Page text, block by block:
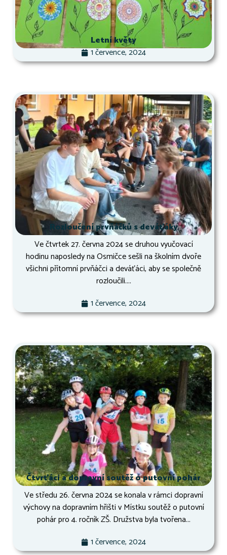
Letní květy
1 července, 2024
Rozloučení prvňáčků s deváťáky
Ve čtvrtek 27. června 2024 se druhou vyučovací
hodinu naposledy na Osmičce sešli na školním dvoře
všichni přítomní prvňáčci a deváťáci, aby se společně
rozloučili....
1 července, 2024
Čtvrťáci a dopravní soutěž o putovní pohár
Ve středu 26. června 2024 se konala v rámci dopravní
výchovy na dopravním hřišti v Místku soutěž o putovní
pohár pro 4. ročník ZŠ. Družstva byla tvořena...
1 července, 2024